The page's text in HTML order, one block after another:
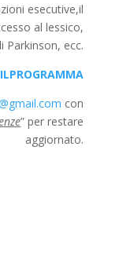
esecutive,il
al lessico,
Parkinson, ecc.
con
” per restare
aggiornato.